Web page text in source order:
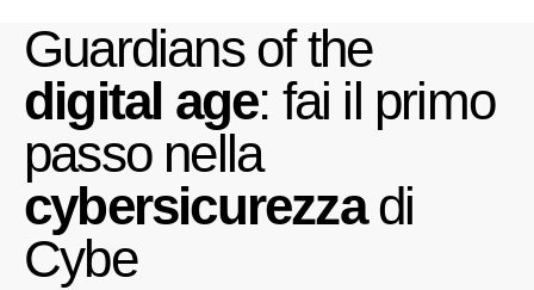
Guardians of the
digital age: fai il primo
passo nella
cybersicurezzadi
Cybe